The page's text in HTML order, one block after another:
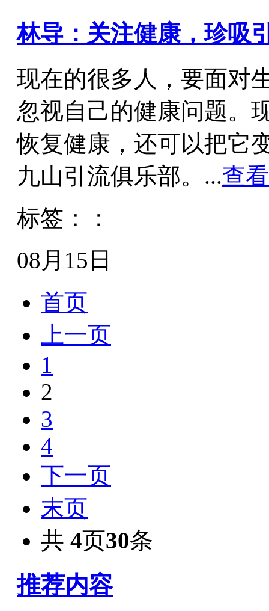
林导：关注健康，珍吸
现在的很多人，要面对
忽视自己的健康问题。
恢复健康，还可以把它
九山引流俱乐部。...查
标签：：
08月15日
首页
上一页
1
2
3
4
下一页
末页
共 4页30条
推荐内容